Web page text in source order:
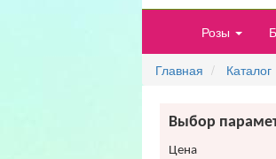
Розы
Главная Каталог
Выбор
Цена